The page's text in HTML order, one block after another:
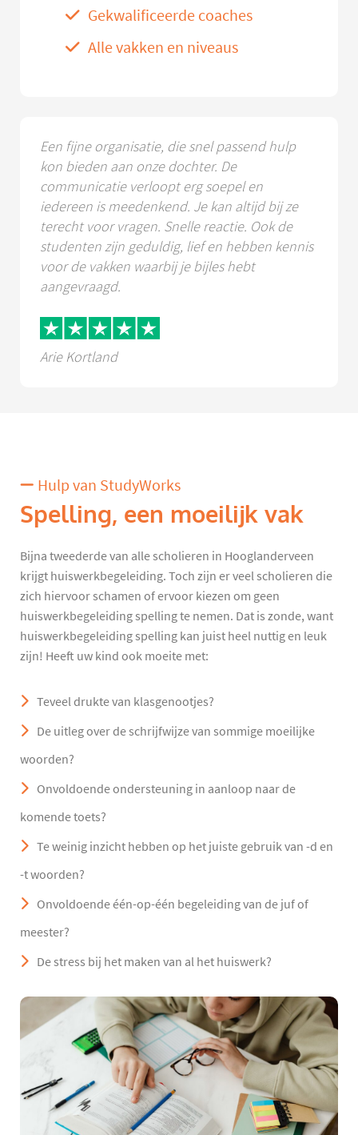
Gekwalificeerde coaches
Alle vakken en niveaus
Een fijne organisatie, die snel passend hulp
kon bieden aan onze dochter. De
communicatie verloopt erg soepel en
iedereen is meedenkend. Je kan altijd bij ze
terecht voor vragen. Snelle reactie. Ook de
studenten zijn geduldig, lief en hebben kennis
voor de vakken waarbij je bijles hebt
aangevraagd.
Arie Kortland
Hulp van StudyWorks
Spelling, een moeilijk vak
Bijna tweederde van alle scholieren in Hooglanderveen
krijgt huiswerkbegeleiding. Toch zijn er veel scholieren die
zich hiervoor schamen of ervoor kiezen om geen
huiswerkbegeleiding spelling te nemen. Dat is zonde, want
huiswerkbegeleiding spelling kan juist heel nuttig en leuk
zijn! Heeft uw kind ook moeite met:
Teveel drukte van klasgenootjes?
De uitleg over de schrijfwijze van sommige moeilijke
woorden?
Onvoldoende ondersteuning in aanloop naar de
komende toets?
Te weinig inzicht hebben op het juiste gebruik van -d en
-t woorden?
Onvoldoende één-op-één begeleiding van de juf of
meester?
De stress bij het maken van al het huiswerk?